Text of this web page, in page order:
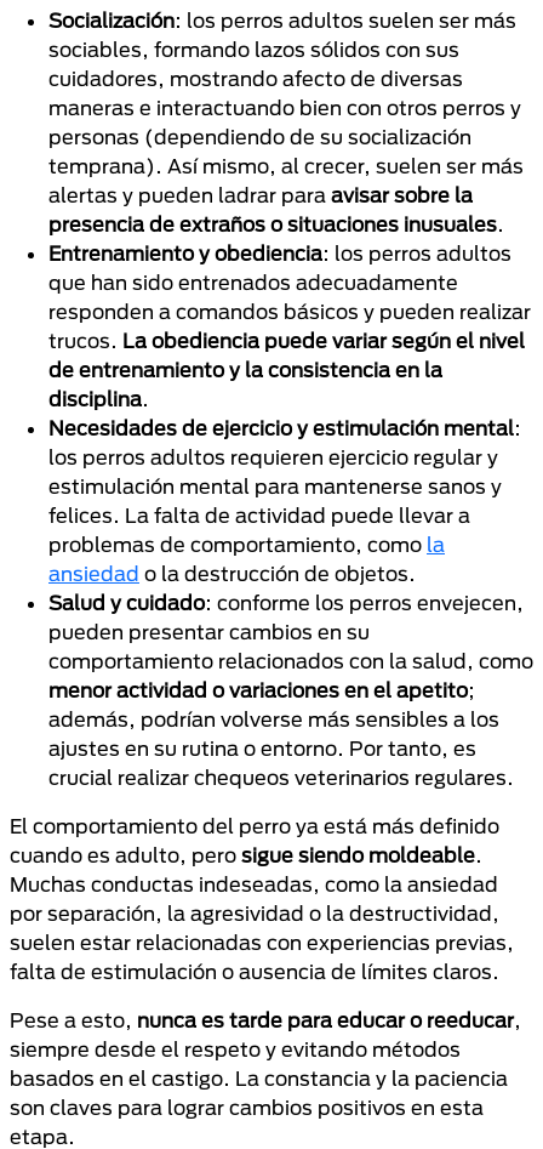
Socialización: los perros adultos suelen ser más
sociables, formando lazos sólidos con sus
cuidadores, mostrando afecto de diversas
maneras e interactuando bien con otros perros y
personas (dependiendo de su socialización
temprana). Así mismo, al crecer, suelen ser más
alertas y pueden ladrar para avisar sobre la
presencia de extraños o situaciones inusuales.
Entrenamiento y obediencia: los perros adultos
que han sido entrenados adecuadamente
responden a comandos básicos y pueden realizar
trucos. La obediencia puede variar según el nivel
de entrenamiento y la consistencia en la
disciplina.
Necesidades de ejercicio y estimulación mental:
los perros adultos requieren ejercicio regular y
estimulación mental para mantenerse sanos y
felices. La falta de actividad puede llevar a
problemas de comportamiento, como la
ansiedad o la destrucción de objetos.
Salud y cuidado: conforme los perros envejecen,
pueden presentar cambios en su
comportamiento relacionados con la salud, como
menor actividad o variaciones en el apetito;
además, podrían volverse más sensibles a los
ajustes en su rutina o entorno. Por tanto, es
crucial realizar chequeos veterinarios regulares.
El comportamiento del perro ya está más definido
cuando es adulto, pero sigue siendo moldeable.
Muchas conductas indeseadas, como la ansiedad
por separación, la agresividad o la destructividad,
suelen estar relacionadas con experiencias previas,
falta de estimulación o ausencia de límites claros.
Pese a esto, nunca es tarde para educar o reeducar,
siempre desde el respeto y evitando métodos
basados en el castigo. La constancia y la paciencia
son claves para lograr cambios positivos en esta
etapa.